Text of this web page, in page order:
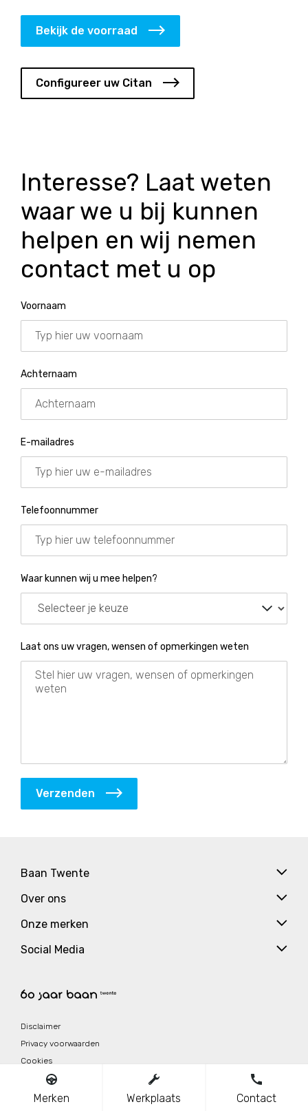
Merken Werkplaats Contact
Bekijk de voorraad
Configureer uw Citan
Interesse? Laat weten
waar we u bij kunnen
helpen en wij nemen
contact met u op
Voornaam
Achternaam
E-mailadres
Telefoonnummer
Waar kunnen wij u mee helpen?
Laat ons uw vragen, wensen of opmerkingen weten
Verzenden
Baan Twente
Over ons
Onze merken
Social Media
Disclaimer
Privacy voorwaarden
Cookies
Wettelijke garantie